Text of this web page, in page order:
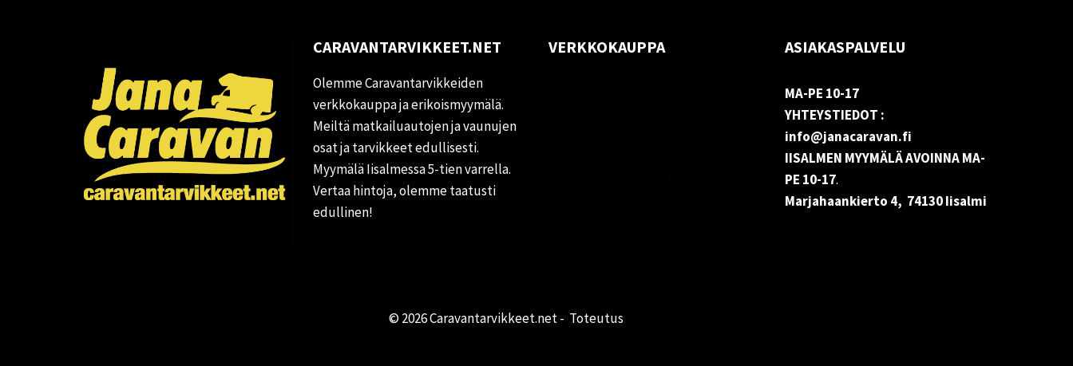
CARAVANTARVIKKEET.NET
Olemme Caravantarvikkeiden
verkkokauppa ja erikoismyymälä.
Meiltä matkailuautojen ja vaunujen
osat ja tarvikkeet edullisesti.
Myymälä Iisalmessa 5-tien varrella.
Vertaa hintoja, olemme taatusti
edullinen!
VERKKOKAUPPA ASIAKASPALVELU
MA-PE 10-17
YHTEYSTIEDOT :
info@janacaravan.fi
IISALMEN MYYMÄLÄ AVOINNA MA-
PE 10-17.
Marjahaankierto 4, 74130 Iisalmi
© 2026 Caravantarvikkeet.net - Toteutus